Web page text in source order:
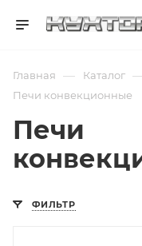
Главная — Каталог
Печи конвекционные
Печи
ФИЛЬТР